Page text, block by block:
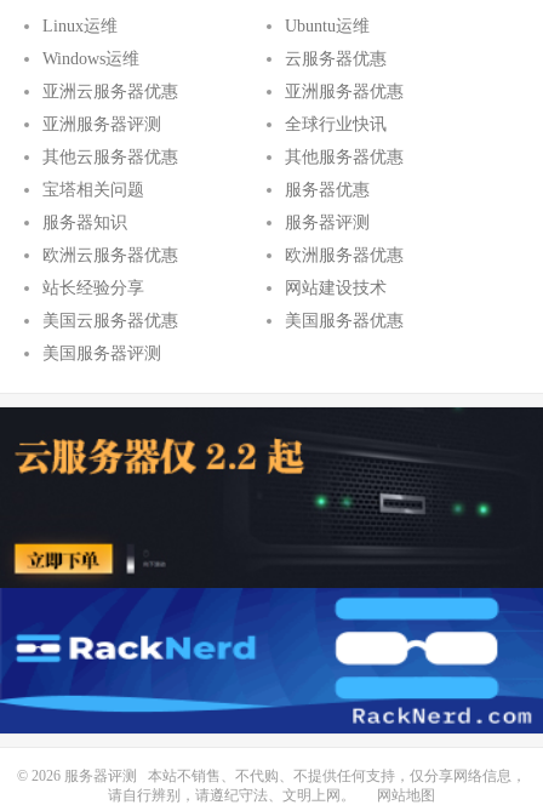
Linux运维
Ubuntu运维
Windows运维
云服务器优惠
亚洲云服务器优惠
亚洲服务器优惠
亚洲服务器评测
全球行业快讯
其他云服务器优惠
其他服务器优惠
宝塔相关问题
服务器优惠
服务器知识
服务器评测
欧洲云服务器优惠
欧洲服务器优惠
站长经验分享
网站建设技术
美国云服务器优惠
美国服务器优惠
美国服务器评测
© 2026 服务器评测
本站不销售、不代购、不提供任何支持，仅分享网络信息，
请自行辨别，请遵纪守法、文明上网。
网站地图